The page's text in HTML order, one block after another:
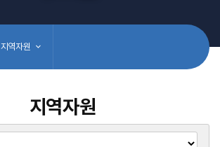
지역자원
지역자원